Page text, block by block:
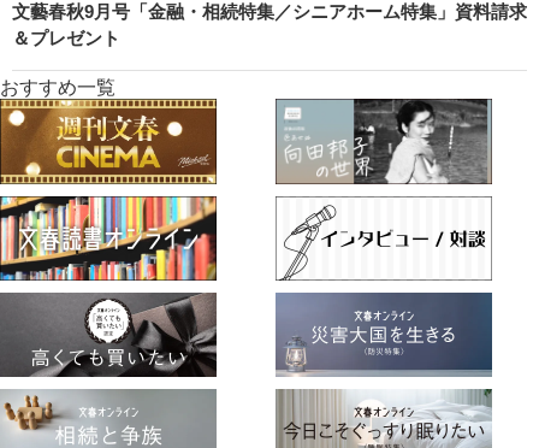
文藝春秋9月号「金融・相続特集／シニアホーム特集」資料請求
＆プレゼント
おすすめ一覧